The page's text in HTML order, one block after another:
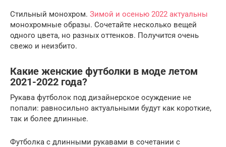
Стильный монохром. Зимой и осенью 2022 актуальны
монохромные образы. Сочетайте несколько вещей
одного цвета, но разных оттенков. Получится очень
свежо и неизбито.
Какие женские футболки в моде летом
2021-2022 года?
Рукава футболок под дизайнерское осуждение не
попали: равносильно актуальными будут как короткие,
так и более длинные.
Футболка с длинными рукавами в сочетании с